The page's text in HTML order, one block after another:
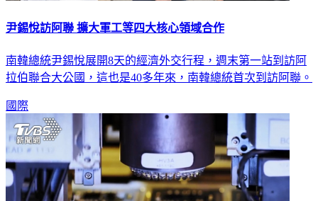
尹錫悅訪阿聯 擴大軍工等四大核心領域合作
南韓總統尹錫悅展開8天的經濟外交行程，週末第一站到訪阿
拉伯聯合大公國，這也是40多年來，南韓總統首次到訪阿聯。
國際